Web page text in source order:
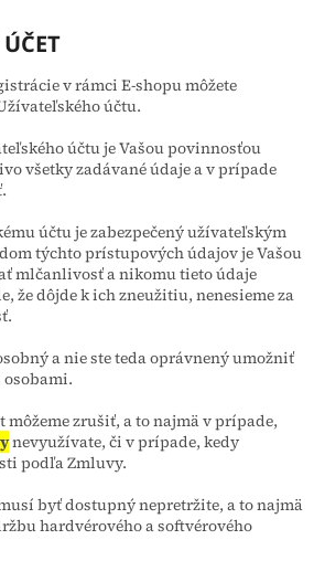
v rámci E-shopu môžete
účtu.
účtu je Vašou povinnosťou
všetky zadávané údaje a v prípade
účtu je zabezpečený užívateľským
týchto prístupových údajov je Vašou
mlčanlivosť a nikomu tieto údaje
že dôjde k ich zneužitiu, nenesieme za
a nie ste teda oprávnený umožniť
môžeme zrušiť, a to najmä v prípade,
nevyužívate, či v prípade, kedy
podľa Zmluvy.
byť dostupný nepretržite, a to najmä
hardvérového a softvérového